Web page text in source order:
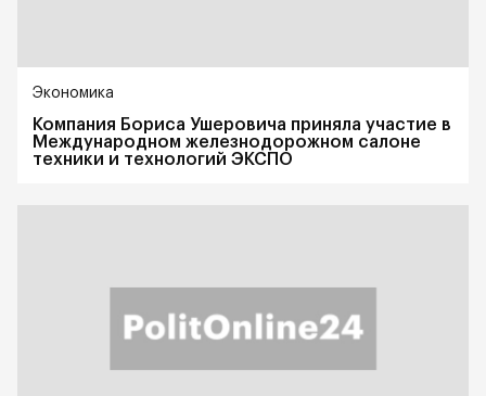
Экономика
Компания Бориса Ушеровича приняла участие в
Международном железнодорожном салоне
техники и технологий ЭКСПО